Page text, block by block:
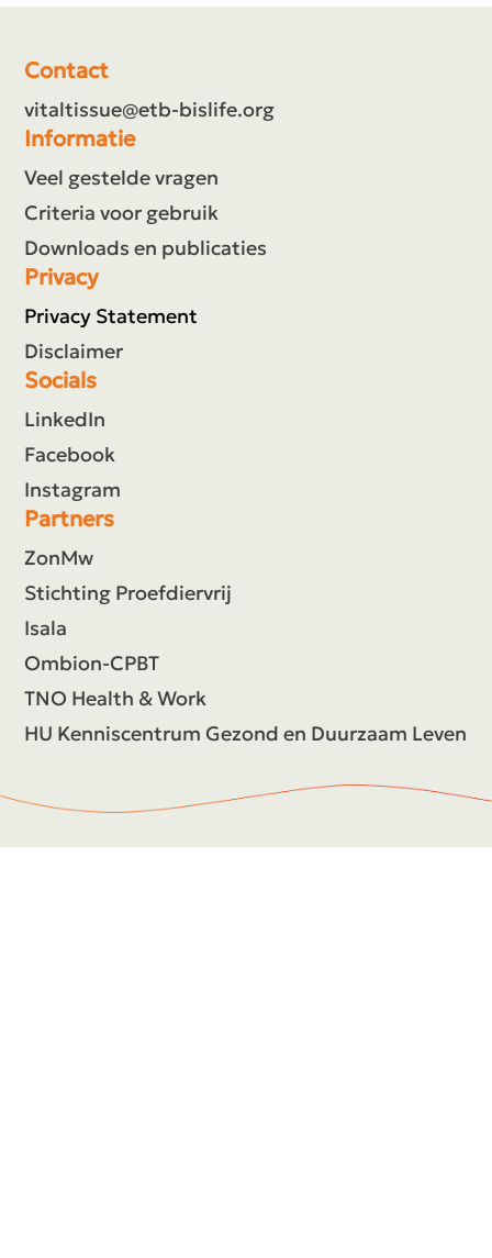
Contact
vitaltissue@etb-bislife.org
Informatie
Veel gestelde vragen
Criteria voor gebruik
Downloads en publicaties
Privacy
Privacy Statement
Disclaimer
Socials
LinkedIn
Facebook
Instagram
Partners
ZonMw
Stichting Proefdiervrij
Isala
Ombion-CPBT
TNO Health & Work
HU Kenniscentrum Gezond en Duurzaam Leven